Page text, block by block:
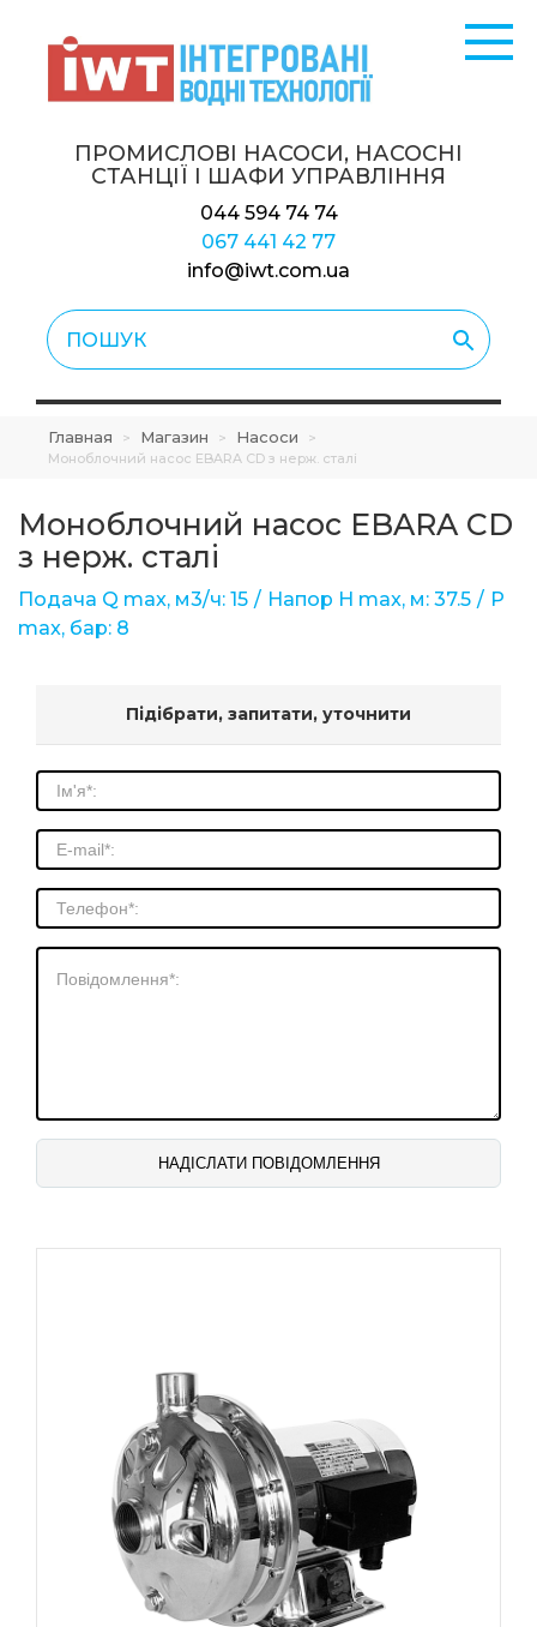
ПРОМИСЛОВІ НАСОСИ, НАСОСНІ
СТАНЦІЇ І ШАФИ УПРАВЛІННЯ
044 594 74 74
067 441 42 77
info@iwt.com.ua
Главная > Магазин > Насоси
>
Моноблочний насос EBARA CD з нерж. сталі
Моноблочний насос EBARA CD
з нерж. сталі
Подача Q max, м3/ч: 15 Напор Н max, м: 37.5
Р
max, бар: 8
Підібрати, запитати, уточнити